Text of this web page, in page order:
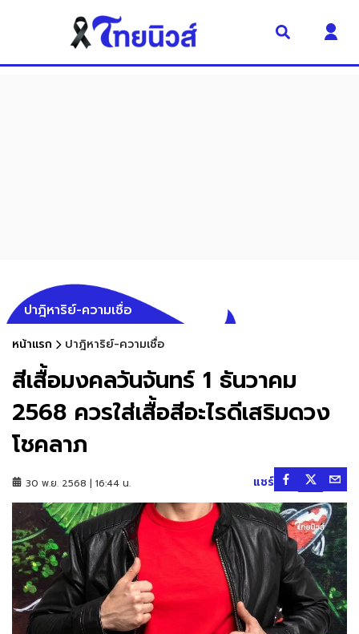
ปาฎิหาริย์-ความเชื่อ
หน้าแรก ปาฎิหาริย์-ความเชื่อ
สีเสื้อมงคลวันจันทร์ 1 ธันวาคม
2568 ควรใส่เสื้อสีอะไรดีเสริมดวง
โชคลาภ
30 พ.ย. 2568 | 16:44 น. แชร์